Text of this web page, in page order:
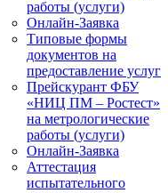
работы (услуги)
Онлайн-Заявка
Типовые формы
документов на
предоставление услуг
Прейскурант ФБУ
«НИЦ ПМ – Ростест»
на метрологические
работы (услуги)
Онлайн-Заявка
Аттестация
испытательного